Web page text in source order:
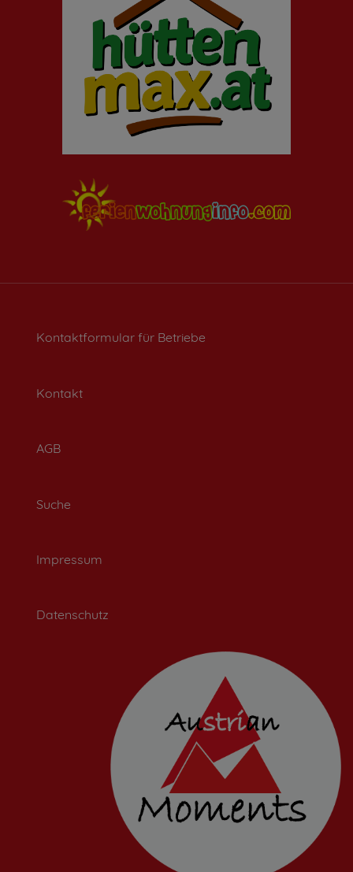
Kontaktformular für Betriebe
Kontakt
AGB
Suche
Impressum
Datenschutz